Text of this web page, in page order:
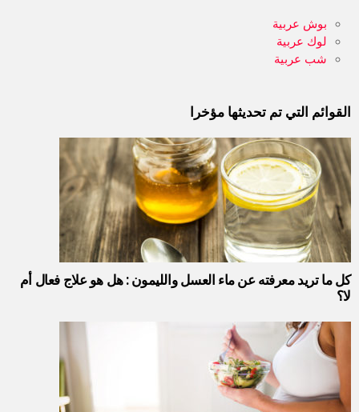
بوش عربية
لوك عربية
شب عربية
القوائم التي تم تحديثها مؤخرا
كل ما تريد معرفته عن ماء العسل والليمون : هل هو علاج فعال أم
لا؟